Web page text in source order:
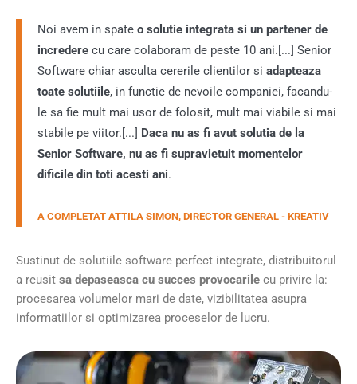
Noi avem in spate o solutie integrata si un partener de
incredere cu care colaboram de peste 10 ani.[...] Senior
Software chiar asculta cererile clientilor si adapteaza
toate solutiile, in functie de nevoile companiei, facandu-
le sa fie mult mai usor de folosit, mult mai viabile si mai
stabile pe viitor.[...] Daca nu as fi avut solutia de la
Senior Software, nu as fi supravietuit momentelor
dificile din toti acesti ani.
A COMPLETAT ATTILA SIMON, DIRECTOR GENERAL - KREATIV
Sustinut de solutiile software perfect integrate, distribuitorul
a reusit sa depaseasca cu succes provocarile cu privire la:
procesarea volumelor mari de date, vizibilitatea asupra
informatiilor si optimizarea proceselor de lucru.